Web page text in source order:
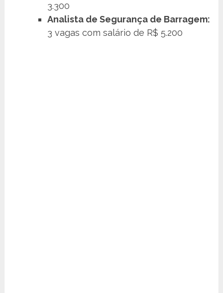
3.300
Analista de Segurança de Barragem:
3 vagas com salário de R$ 5.200